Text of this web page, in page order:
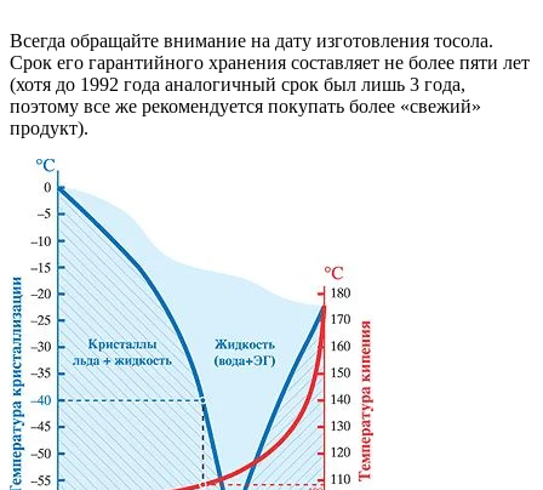
Всегда обращайте внимание на дату изготовления тосола.
Срок его гарантийного хранения составляет не более пяти лет
(хотя до 1992 года аналогичный срок был лишь 3 года,
поэтому все же рекомендуется покупать более «свежий»
продукт).